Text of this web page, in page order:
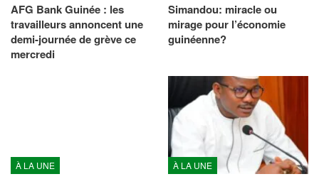
AFG Bank Guinée : les
travailleurs annoncent une
demi-journée de grève ce
mercredi
Simandou: miracle ou
mirage pour l’économie
guinéenne?
À LA UNE À LA UNE